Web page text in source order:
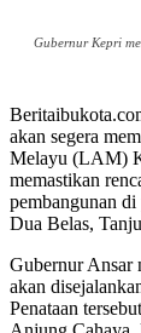
Gubernur Kepri
akan segera
Melayu (LAM)
memastikan
pembangunan
Dua Belas,
Gubernur Ansar
akan
Penataan